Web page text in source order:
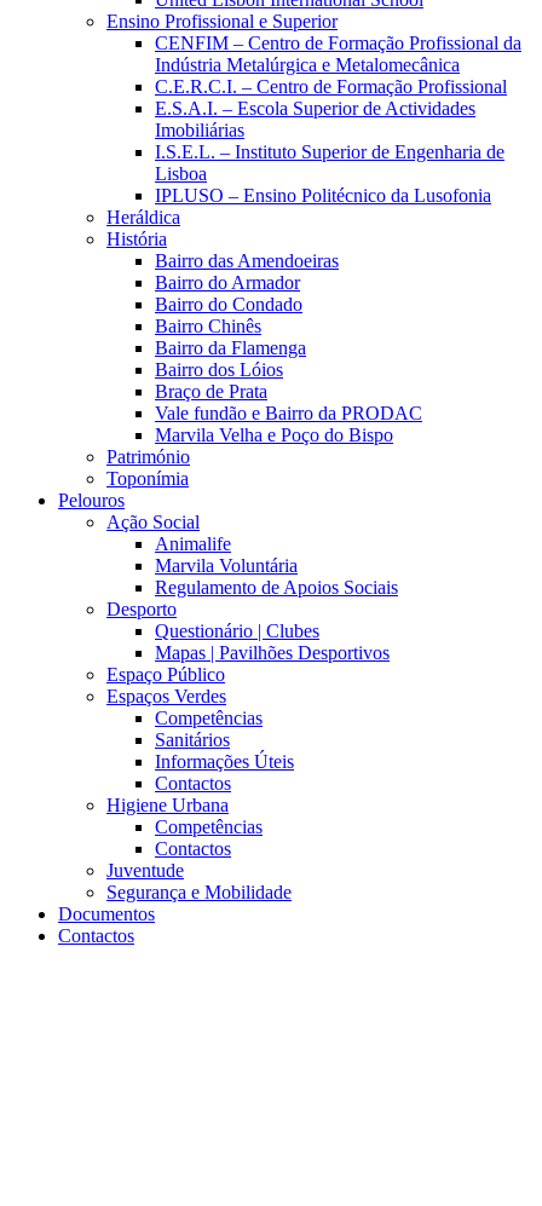
Ensino Profissional e Superior
CENFIM – Centro de Formação Profissional da
Indústria Metalúrgica e Metalomecânica
C.E.R.C.I. – Centro de Formação Profissional
E.S.A.I. – Escola Superior de Actividades
Imobiliárias
I.S.E.L. – Instituto Superior de Engenharia de
Lisboa
IPLUSO – Ensino Politécnico da Lusofonia
Heráldica
História
Bairro das Amendoeiras
Bairro do Armador
Bairro do Condado
Bairro Chinês
Bairro da Flamenga
Bairro dos Lóios
Braço de Prata
Vale fundão e Bairro da PRODAC
Marvila Velha e Poço do Bispo
Património
Toponímia
Pelouros
Ação Social
Animalife
Marvila Voluntária
Regulamento de Apoios Sociais
Desporto
Questionário | Clubes
Mapas | Pavilhões Desportivos
Espaço Público
Espaços Verdes
Competências
Sanitários
Informações Úteis
Contactos
Higiene Urbana
Competências
Contactos
Juventude
Segurança e Mobilidade
Documentos
Contactos